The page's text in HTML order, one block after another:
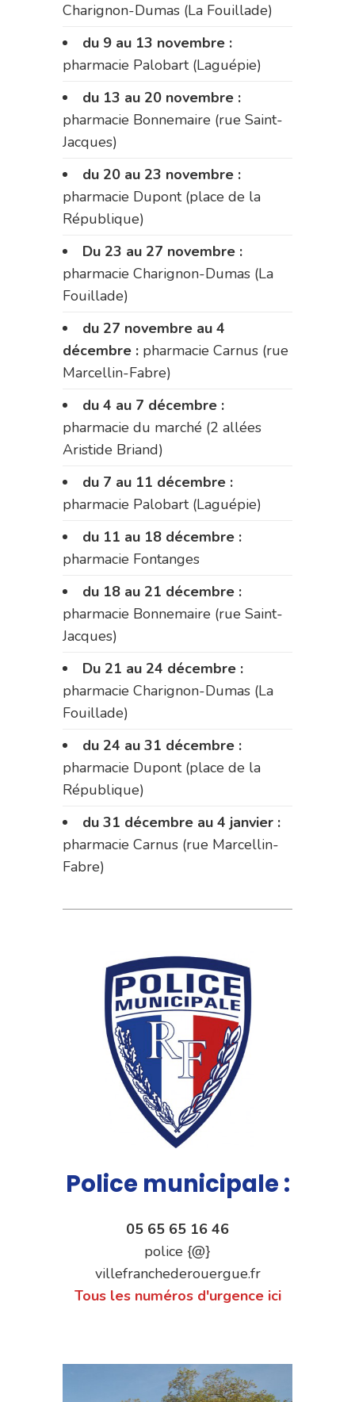
Charignon-Dumas (La Fouillade)
du 9 au 13 novembre :
pharmacie Palobart (Laguépie)
du 13 au 20 novembre :
pharmacie Bonnemaire (rue Saint-
Jacques)
du 20 au 23 novembre :
pharmacie Dupont (place de la
République)
Du 23 au 27 novembre :
pharmacie Charignon-Dumas (La
Fouillade)
du 27 novembre au 4
décembre : pharmacie Carnus (rue
Marcellin-Fabre)
du 4 au 7 décembre :
pharmacie du marché (2 allées
Aristide Briand)
du 7 au 11 décembre :
pharmacie Palobart (Laguépie)
du 11 au 18 décembre :
pharmacie Fontanges
du 18 au 21 décembre :
pharmacie Bonnemaire (rue Saint-
Jacques)
Du 21 au 24 décembre :
pharmacie Charignon-Dumas (La
Fouillade)
du 24 au 31 décembre :
pharmacie Dupont (place de la
République)
du 31 décembre au 4 janvier :
pharmacie Carnus (rue Marcellin-
Fabre)
Police municipale :
05 65 65 16 46
police {@}
villefranchederouergue.fr
Tous les numéros d'urgence ici